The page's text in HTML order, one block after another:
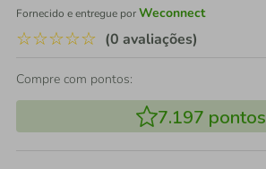
Fornecido e entregue porWeconnect
☆☆☆☆☆ (0 avaliações)
Compre com pontos:
7.197 pontos